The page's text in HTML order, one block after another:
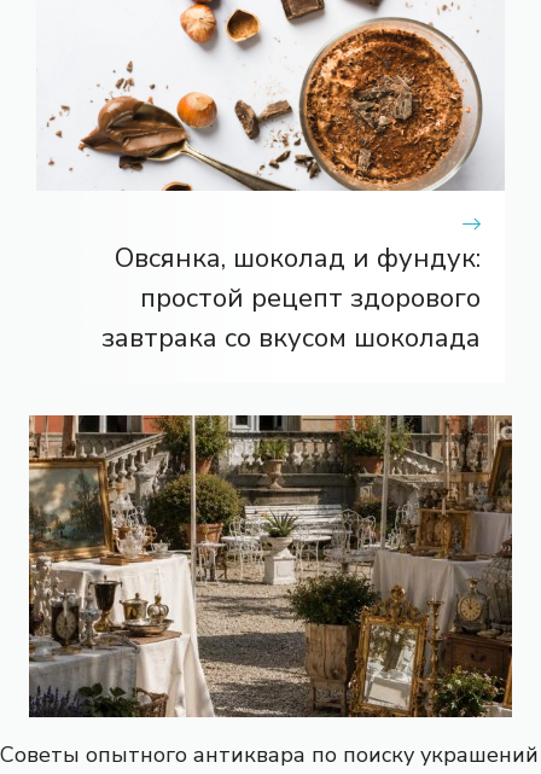
Овсянка, шоколад и фундук:
простой рецепт здорового
завтрака со вкусом шоколада
Советы опытного антиквара по поиску украшений